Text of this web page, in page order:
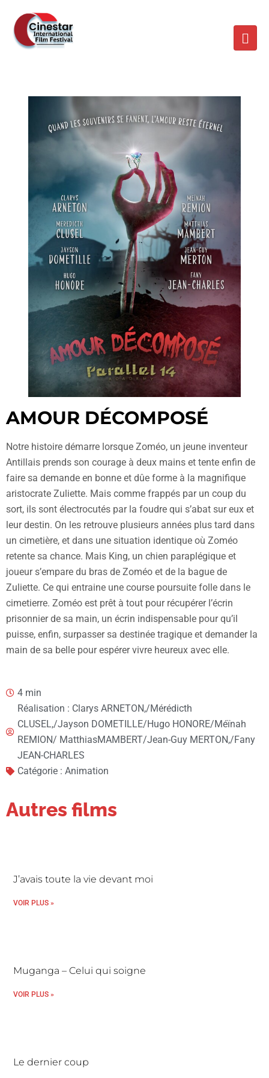
AMOUR DÉCOMPOSÉ
Notre histoire démarre lorsque Zoméo, un jeune inventeur
Antillais prends son courage à deux mains et tente enfin de
faire sa demande en bonne et dûe forme à la magnifique
aristocrate Zuliette. Mais comme frappés par un coup du
sort, ils sont électrocutés par la foudre qui s’abat sur eux et
leur destin. On les retrouve plusieurs années plus tard dans
un cimetière, et dans une situation identique où Zoméo
retente sa chance. Mais King, un chien paraplégique et
joueur s’empare du bras de Zoméo et de la bague de
Zuliette. Ce qui entraine une course poursuite folle dans le
cimetierre. Zoméo est prêt à tout pour récupérer l’écrin
prisonnier de sa main, un écrin indispensable pour qu’il
puisse, enfin, surpasser sa destinée tragique et demander la
main de sa belle pour espérer vivre heureux avec elle.
4 min
Réalisation : Clarys ARNETON,/Mérédicth
CLUSEL,/Jayson DOMETILLE/Hugo HONORE/Méïnah
REMION/ MatthiasMAMBERT/Jean-Guy MERTON,/Fany
JEAN-CHARLES
Catégorie : Animation
Autres films
J’avais toute la vie devant moi
VOIR PLUS »
Muganga – Celui qui soigne
VOIR PLUS »
Le dernier coup